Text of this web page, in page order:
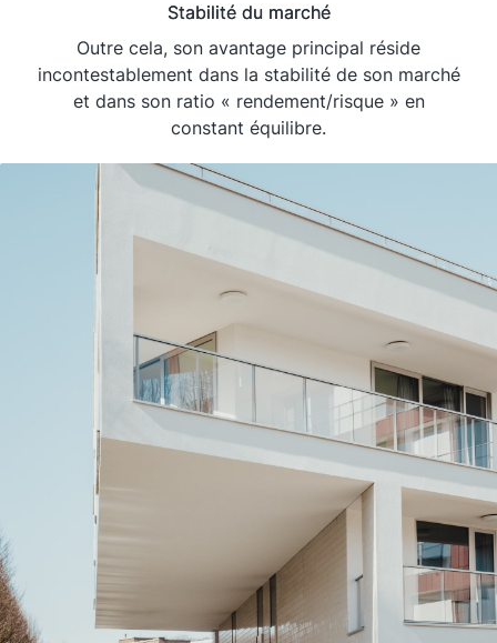
Stabilité du marché
Outre cela, son avantage principal réside
incontestablement dans la stabilité de son marché
et dans son ratio « rendement/risque » en
constant équilibre.